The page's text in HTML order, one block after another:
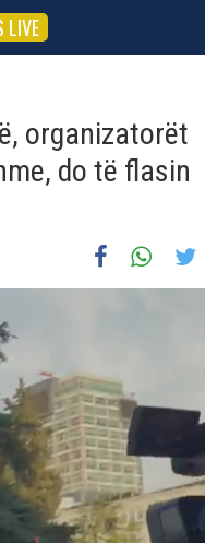
LIVE
organizatorët
do të flasin